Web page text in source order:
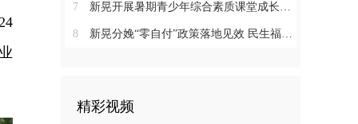
7 新晃开展暑期青少年综合素质课堂成长营活动
8 新晃分娩“零自付”政策落地见效 民生福祉惠及育龄群众
精彩视频